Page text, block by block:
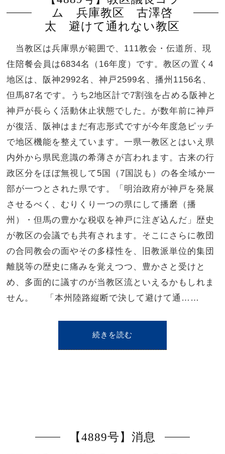
ム 兵庫教区 古澤啓
太 避けて通れない教区
当教区は兵庫県が範囲で、111教会・伝道所、現
住陪餐会員は6834名（16年度）です。教区の置く4
地区は、阪神2992名、神戸2599名、播州1156名、
但馬87名です。うち2地区計で7割強を占める阪神と
神戸が長らく活動休止状態でした。が数年前に神戸
が復活、阪神はまだ有志形式ですが今年度急ピッチ
で地区機能を整えています。一県一教区とはいえ県
内外から県民意識の希薄さが言われます。古来の行
政区分をほぼ無視して5国（7国説も）の各全域か一
部が一つとされた県です。「明治政府が神戸を発展
させるべく、むりくり一つの県にして播磨（播
州）・但馬の豊かな税収を神戸に注ぎ込んだ」歴史
が教区の会議でも共有されます。そこにさらに教団
の合同教会の面やその多様性を、旧教派単位的集団
離脱等の歴史に痛みを覚えつつ、豊かさと受けと
め、多面的に議すのが当教区流といえるかもしれま
せん。 「本州陸路縦断で決して避けて通……
続きを読む
【4889号】消息